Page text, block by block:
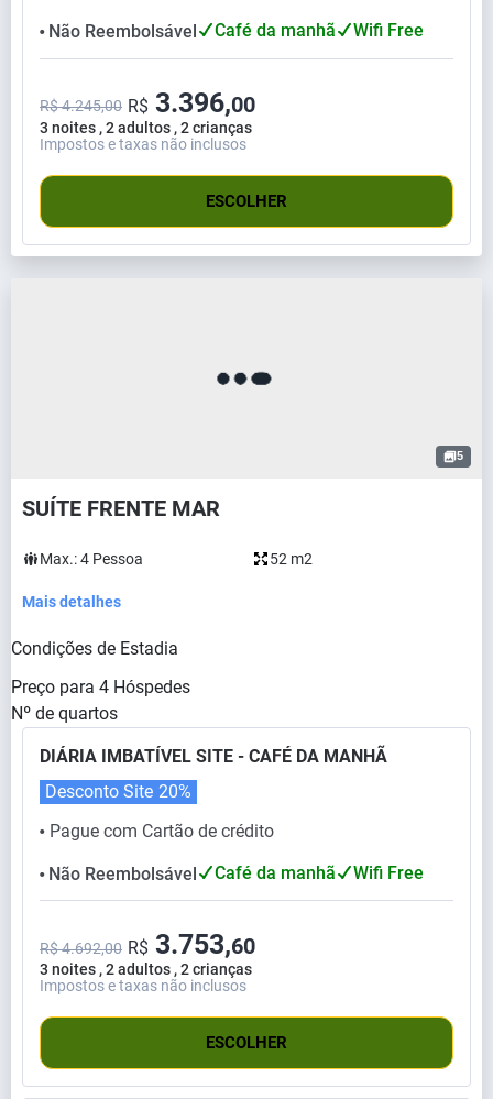
⬤ Não Reembolsável Café da manhã Wifi Free
3 noites , 2 adultos , 2 crianças
R$ 4.245,00 R$ 3.396,00
Impostos e taxas não inclusos
ESCOLHER
5
SUÍTE FRENTE MAR
Max.:4 Pessoa 52 m2
Mais detalhes
Condições de Estadia
Preço para 4 Hóspedes
Nº de quartos
DIÁRIA IMBATÍVEL SITE - CAFÉ DA MANHÃ
⬤ Pague com Cartão de crédito
Desconto Site 20%
⬤ Não Reembolsável Café da manhã Wifi Free
3 noites , 2 adultos , 2 crianças
R$ 4.692,00 R$ 3.753,60
Impostos e taxas não inclusos
ESCOLHER